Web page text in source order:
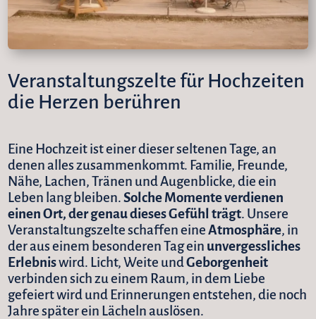
Veranstaltungszelte für Hochzeiten
die Herzen berühren
Eine Hochzeit ist einer dieser seltenen Tage, an
denen alles zusammenkommt. Familie, Freunde,
Nähe, Lachen, Tränen und Augenblicke, die ein
Leben lang bleiben.Solche Momente verdienen
einen Ort, der genau dieses Gefühl trägt. Unsere
Veranstaltungszelte schaffen eineAtmosphäre, in
der aus einem besonderen Tag ein unvergessliches
Erlebniswird. Licht, Weite undGeborgenheit
verbinden sich zu einem Raum, in dem Liebe
gefeiert wird und Erinnerungen entstehen, die noch
Jahre später ein Lächeln auslösen.